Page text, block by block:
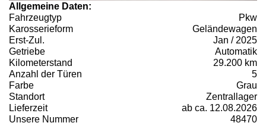
Allgemeine Daten:
Fahrzeugtyp
Pkw
Karosserieform
Geländewagen
Erst-Zul.
Jan / 2025
Getriebe
Automatik
Kilometerstand
29.200 km
Anzahl der Türen
5
Farbe
Grau
Standort
Zentrallager
Lieferzeit
ab ca. 12.08.2026
Unsere Nummer
48470